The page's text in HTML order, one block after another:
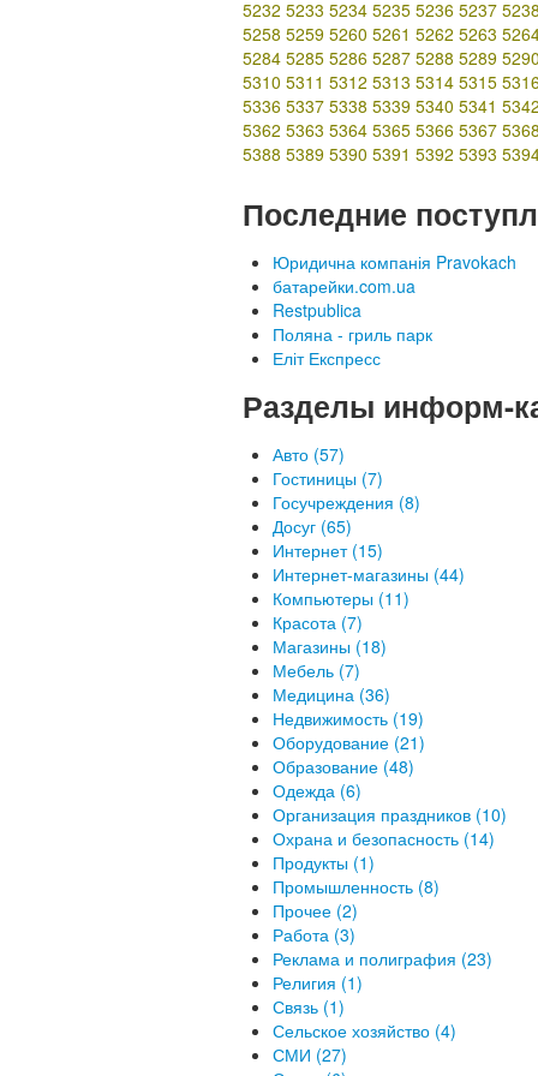
5232 5233 5234 5235 5236 5237
5258 5259 5260 5261 5262 5263
5284 5285 5286 5287 5288 5289
5310 5311 5312 5313 5314 5315
5336 5337 5338 5339 5340 5341
5362 5363 5364 5365 5366 5367
5388 5389 5390 5391 5392 5393
Последние
Юридична компанія Pravokach
батарейки.com.ua
Restpublica
Поляна - гриль парк
Еліт Експресс
Разделы информ-
Авто (57)
Гостиницы (7)
Госучреждения (8)
Досуг (65)
Интернет (15)
Интернет-магазины (44)
Компьютеры (11)
Красота (7)
Магазины (18)
Мебель (7)
Медицина (36)
Недвижимость (19)
Оборудование (21)
Образование (48)
Одежда (6)
Организация праздников (10)
Охрана и безопасность (14)
Продукты (1)
Промышленность (8)
Прочее (2)
Работа (3)
Реклама и полиграфия (23)
Религия (1)
Связь (1)
Сельское хозяйство (4)
СМИ (27)